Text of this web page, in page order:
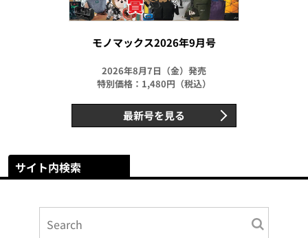
モノマックス2026年9月号
2026年8月7日（金）発売
特別価格：1,480円（税込）
最新号を見る
サイト内検索